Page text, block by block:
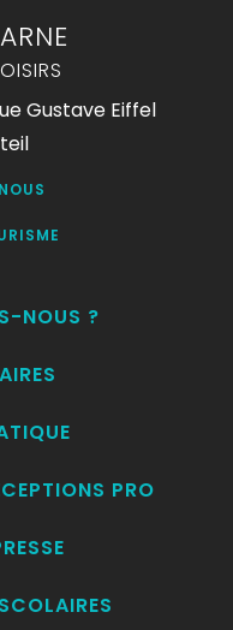
Gustave Eiffel
NOUS ?
PRO